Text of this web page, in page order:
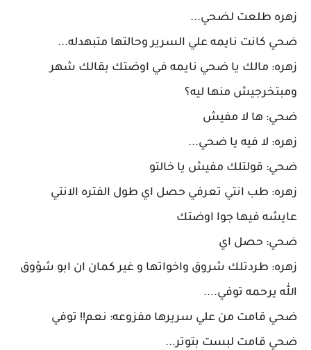
زهره طلعت لضحي...
ضحي كانت نايمه علي السرير وحالتها متبهدله...
زهره: مالك يا ضحي نايمه في اوضتك بقالك شهر
ومبتخرجيش منها ليه؟
ضحي: ها لا مفيش
زهره: لا فيه يا ضحي...
ضحي: قولتلك مفيش يا خالتو
زهره: طب انتي تعرفي حصل اي طول الفتره الانتي
عايشه فيها جوا اوضتك
ضحي: حصل اي
زهره: طردتلك شروق واخواتها و غير كمان ان ابو شؤوق
الله يرحمه توفي....
ضحي قامت من علي سريرها مفزوعه: نعم!! توفي
ضحي قامت لبست بتوتر...